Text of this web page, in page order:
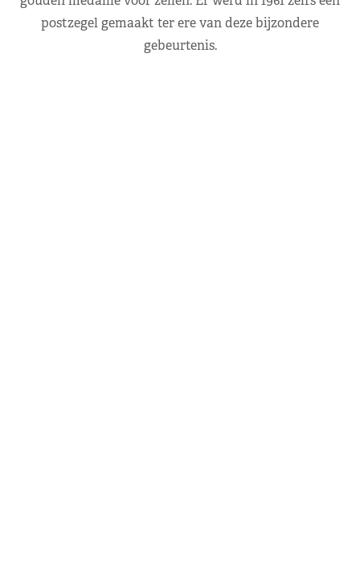
postzegel gemaakt ter ere van deze bijzondere
gebeurtenis.